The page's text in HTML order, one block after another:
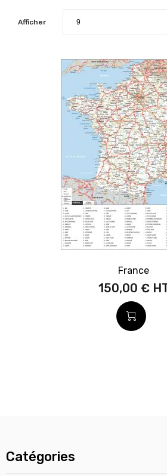
Afficher
France
150,00 €
Catégories